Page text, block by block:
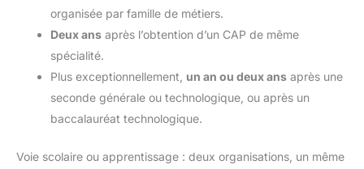
organisée par famille de métiers.
Deux ans après l’obtention d’un CAP de même
spécialité.
Plus exceptionnellement, un an ou deux ans après une
seconde générale ou technologique, ou après un
baccalauréat technologique.
Voie scolaire ou apprentissage : deux organisations, un même